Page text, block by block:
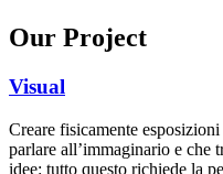
Our Project
Visual
Creare fisicamente
parlare all’immaginario e che
idee: tutto questo richiede la